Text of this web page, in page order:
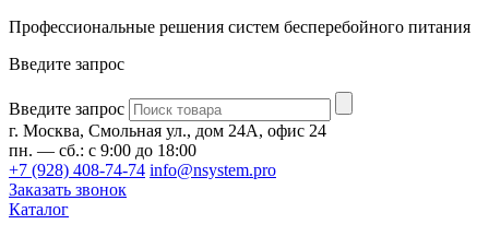
Профессиональные решения систем бесперебойного питания
Введите запрос
Введите запрос
г. Москва, Смольная ул., дом 24А, офис 24
пн. — сб.: с 9:00 до 18:00
+7 (928) 408-74-74 info@nsystem.pro
Заказать звонок
Каталог